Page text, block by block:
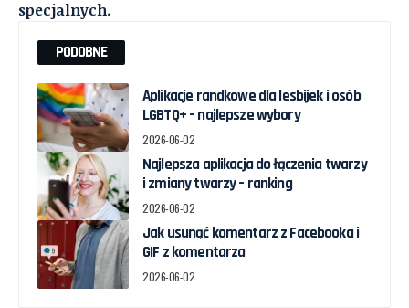
specjalnych.
PODOBNE
Aplikacje randkowe dla lesbijek i osób
LGBTQ+ – najlepsze wybory
2026-06-02
Najlepsza aplikacja do łączenia twarzy
i zmiany twarzy – ranking
2026-06-02
Jak usunąć komentarz z Facebooka i
GIF z komentarza
2026-06-02